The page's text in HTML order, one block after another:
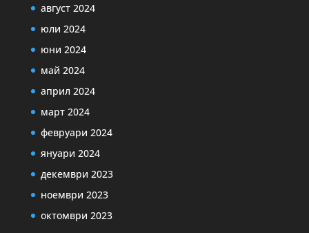
август 2024
юли 2024
юни 2024
май 2024
април 2024
март 2024
февруари 2024
януари 2024
декември 2023
ноември 2023
октомври 2023